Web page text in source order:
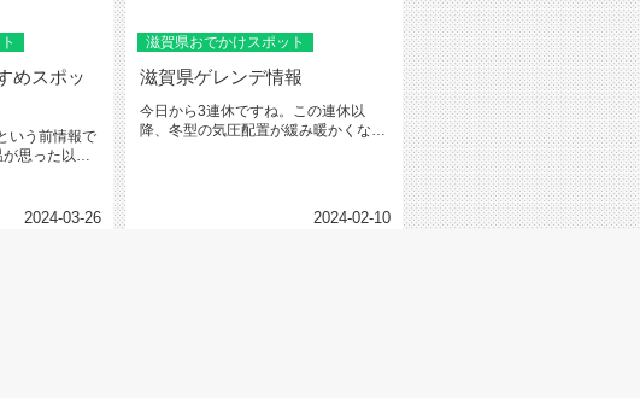
めスポッ
いう前情報で
思った以上
2024-03-26
滋賀県おでかけスポット
滋賀県ゲレンデ情報
今日から3連休ですね。この連休以
降、冬型の気圧配置が緩み暖かくなる
2024-02-10